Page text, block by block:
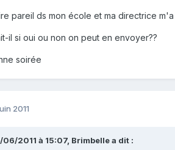
pareil ds mon école et ma directrice
il si oui ou non on peut en envoyer??
soirée
2011
06/2011 à 15:07, Brimbelle a dit :